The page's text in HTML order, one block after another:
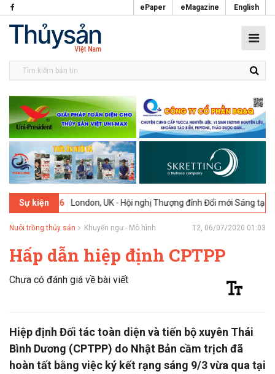
ePaper eMagazine English
Sự kiện
London, UK - Hội nghị Thượng đỉnh Đổi mới Sáng tạo trong Ngành
Nuôi trồng thủy sản Khuyến ngư - Mô hình T2, 06/07/2020 01:03
Hấp dẫn hiệp định CPTPP
Chưa có đánh giá về bài viết
Hiệp định Đối tác toàn diện và tiến bộ xuyên Thái
Bình Dương (CPTPP) do Nhật Bản cầm trịch đã
hoàn tất bằng việc ký kết rạng sáng 9/3 vừa qua tại